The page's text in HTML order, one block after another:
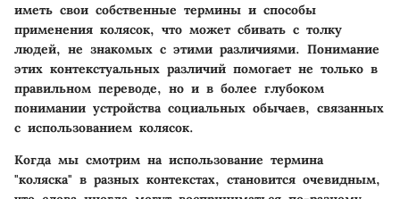
иметь свои собственные термины и способы
применения колясок, что может сбивать с толку
людей, не знакомых с этими различиями. Понимание
этих контекстуальных различий помогает не только в
правильном переводе, но и в более глубоком
понимании устройства социальных обычаев, связанных
с использованием колясок.
Когда мы смотрим на использование термина
"коляска" в разных контекстах, становится очевидным,